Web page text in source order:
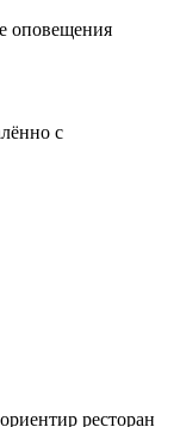
оповещения
с
ресторан